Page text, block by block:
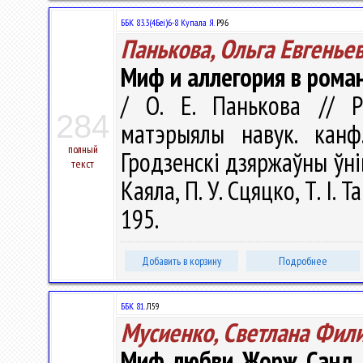
284
полный
текст
ББК 83.3(4Беі)6-8 Купала Я.Р96
Панькова, Ольга
Миф и аллегория в
/ О. Е. Панькова //
матэрыялы навук.
Гродзенскi дзяржаўны
Каяла, П. У. Сцяцко, Т. І.
195.
Добавить в корзину Подробнее
ББК 81.Л59
Мусиенко, Светлана